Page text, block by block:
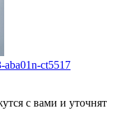
ct5517
с вами и уточнят